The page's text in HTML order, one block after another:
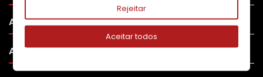
APOIO AO CLIENTE 
A SUA CONTA 
Rejeitar
Aceitar todos